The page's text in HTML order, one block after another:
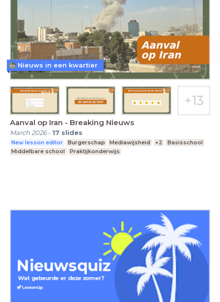
Aanval op Iran - Breaking Nieuws
March 2026- 17 slides
New lesson editor Burgerschap Mediawijsheid +2
Basisschool
Middelbare school
Praktijkonderwijs
Nieuws in een kwartier